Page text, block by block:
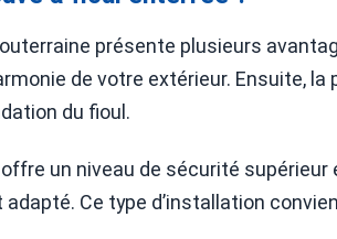
présente plusieurs
de votre extérieur. Ensuite,
du fioul.
un niveau de sécurité
Ce type d’installation